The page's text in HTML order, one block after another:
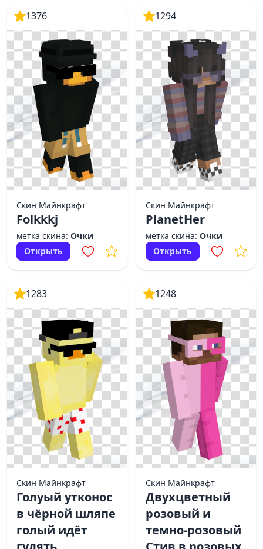
1376
Скин Майнкрафт
Folkkkj
метка скина: Очки
Открыть
1294
Скин Майнкрафт
PlanetHer
метка скина: Очки
Открыть
1283
Скин Майнкрафт
Голуый утконос
в чёрной шляпе
голый идёт
1248
Скин Майнкрафт
Двухцветный
розовый и
темно-розовый